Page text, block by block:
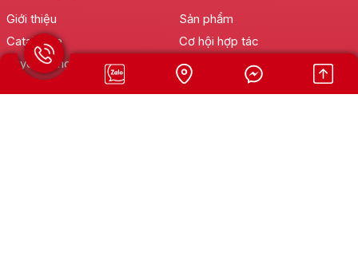
Giới thiệu
Sản phẩm
Catalogue
Cơ hội hợp tác
Tuyển dụng
Tin tức